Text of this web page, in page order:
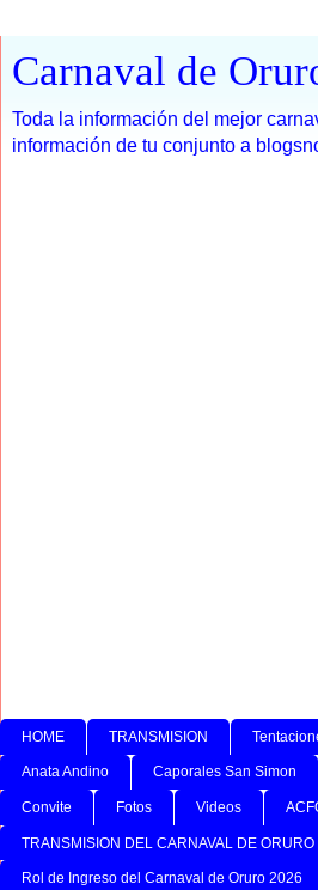
Carnaval de
Toda la información del mejor
información de tu conjunto a
HOME TRANSMISION
Anata Andino Caporales San Simon
Convite Fotos Videos
TRANSMISION DEL CARNAVAL DE ORURO
Rol de Ingreso del Carnaval de Oruro 2026